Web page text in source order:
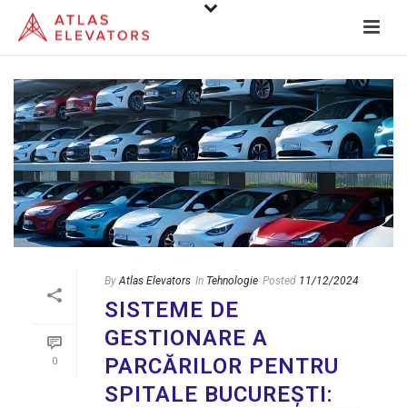
0
By Atlas Elevators In Tehnologie Posted 11/12/2024
SISTEME DE
GESTIONARE A
PARCĂRILOR PENTRU
SPITALE BUCUREȘTI: